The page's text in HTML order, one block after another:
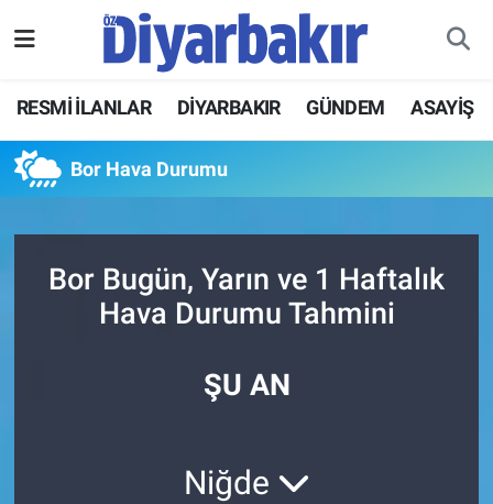
RESMİ İLANLAR DİYARBAKIR GÜNDEM ASAYİŞ
Bor Hava Durumu
Bor Bugün, Yarın ve 1 Haftalık
Hava Durumu Tahmini
ŞU AN
Niğde
ASAYİŞ
DİYARBAKIR
GÜNDEM
KÜLTÜR SANAT
Hava Durumu
Namaz Vakitleri
Süper Lig Puan Durumu ve Fikstür